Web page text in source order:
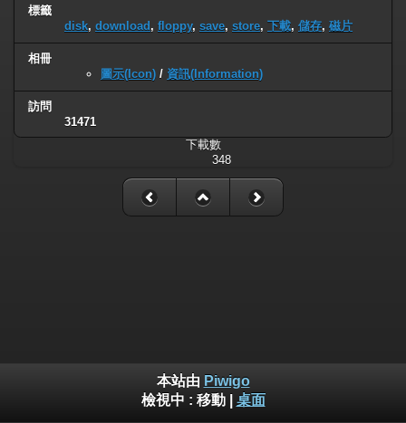
標籤
disk, download , floppy, save, store, 下載, 儲存, 磁片
相冊
圖示(Icon) / 資訊(Information)
訪問
31471
下載數
348
本站由 Piwigo
檢視中 : 移動| 桌面